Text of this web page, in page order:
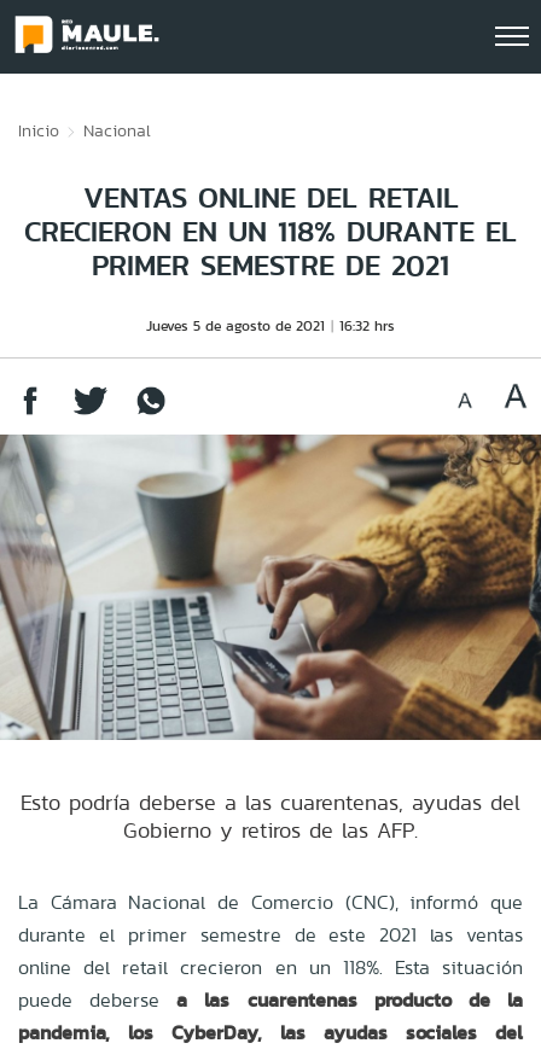
Inicio Nacional
VENTAS ONLINE DEL RETAIL
CRECIERON EN UN 118% DURANTE EL
PRIMER SEMESTRE DE 2021
Jueves 5 de agosto de 2021 16:32 hrs
Esto podría deberse a las cuarentenas, ayudas del
Gobierno y retiros de las AFP.
La Cámara Nacional de Comercio (CNC), informó que
durante el primer semestre de este 2021 las ventas
online del retail crecieron en un 118%. Esta situación
puede debersea las cuarentenas producto de la
pandemia, los CyberDay, las ayudas sociales del